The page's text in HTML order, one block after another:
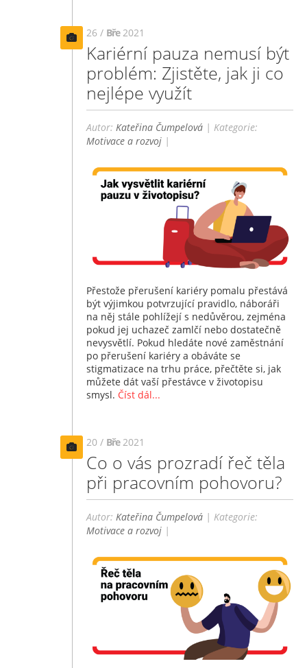
26 / Bře 2021
Kariérní pauza nemusí být
problém: Zjistěte, jak ji co
nejlépe využít
Autor:Kateřina Čumpelová | Kategorie:
Motivace a rozvoj |
Přestože přerušení kariéry pomalu přestává
být výjimkou potvrzující pravidlo, náboráři
na něj stále pohlížejí s nedůvěrou, zejména
pokud jej uchazeč zamlčí nebo dostatečně
nevysvětlí. Pokud hledáte nové zaměstnání
po přerušení kariéry a obáváte se
stigmatizace na trhu práce, přečtěte si, jak
můžete dát vaší přestávce v životopisu
smysl. Číst dál...
20 / Bře 2021
Co o vás prozradí řeč těla
při pracovním pohovoru?
Autor:Kateřina Čumpelová | Kategorie:
Motivace a rozvoj |